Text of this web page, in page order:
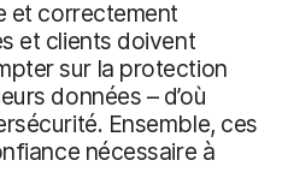
et correctement
et clients doivent
sur la protection
données – d’où
Ensemble, ces
nécessaire à